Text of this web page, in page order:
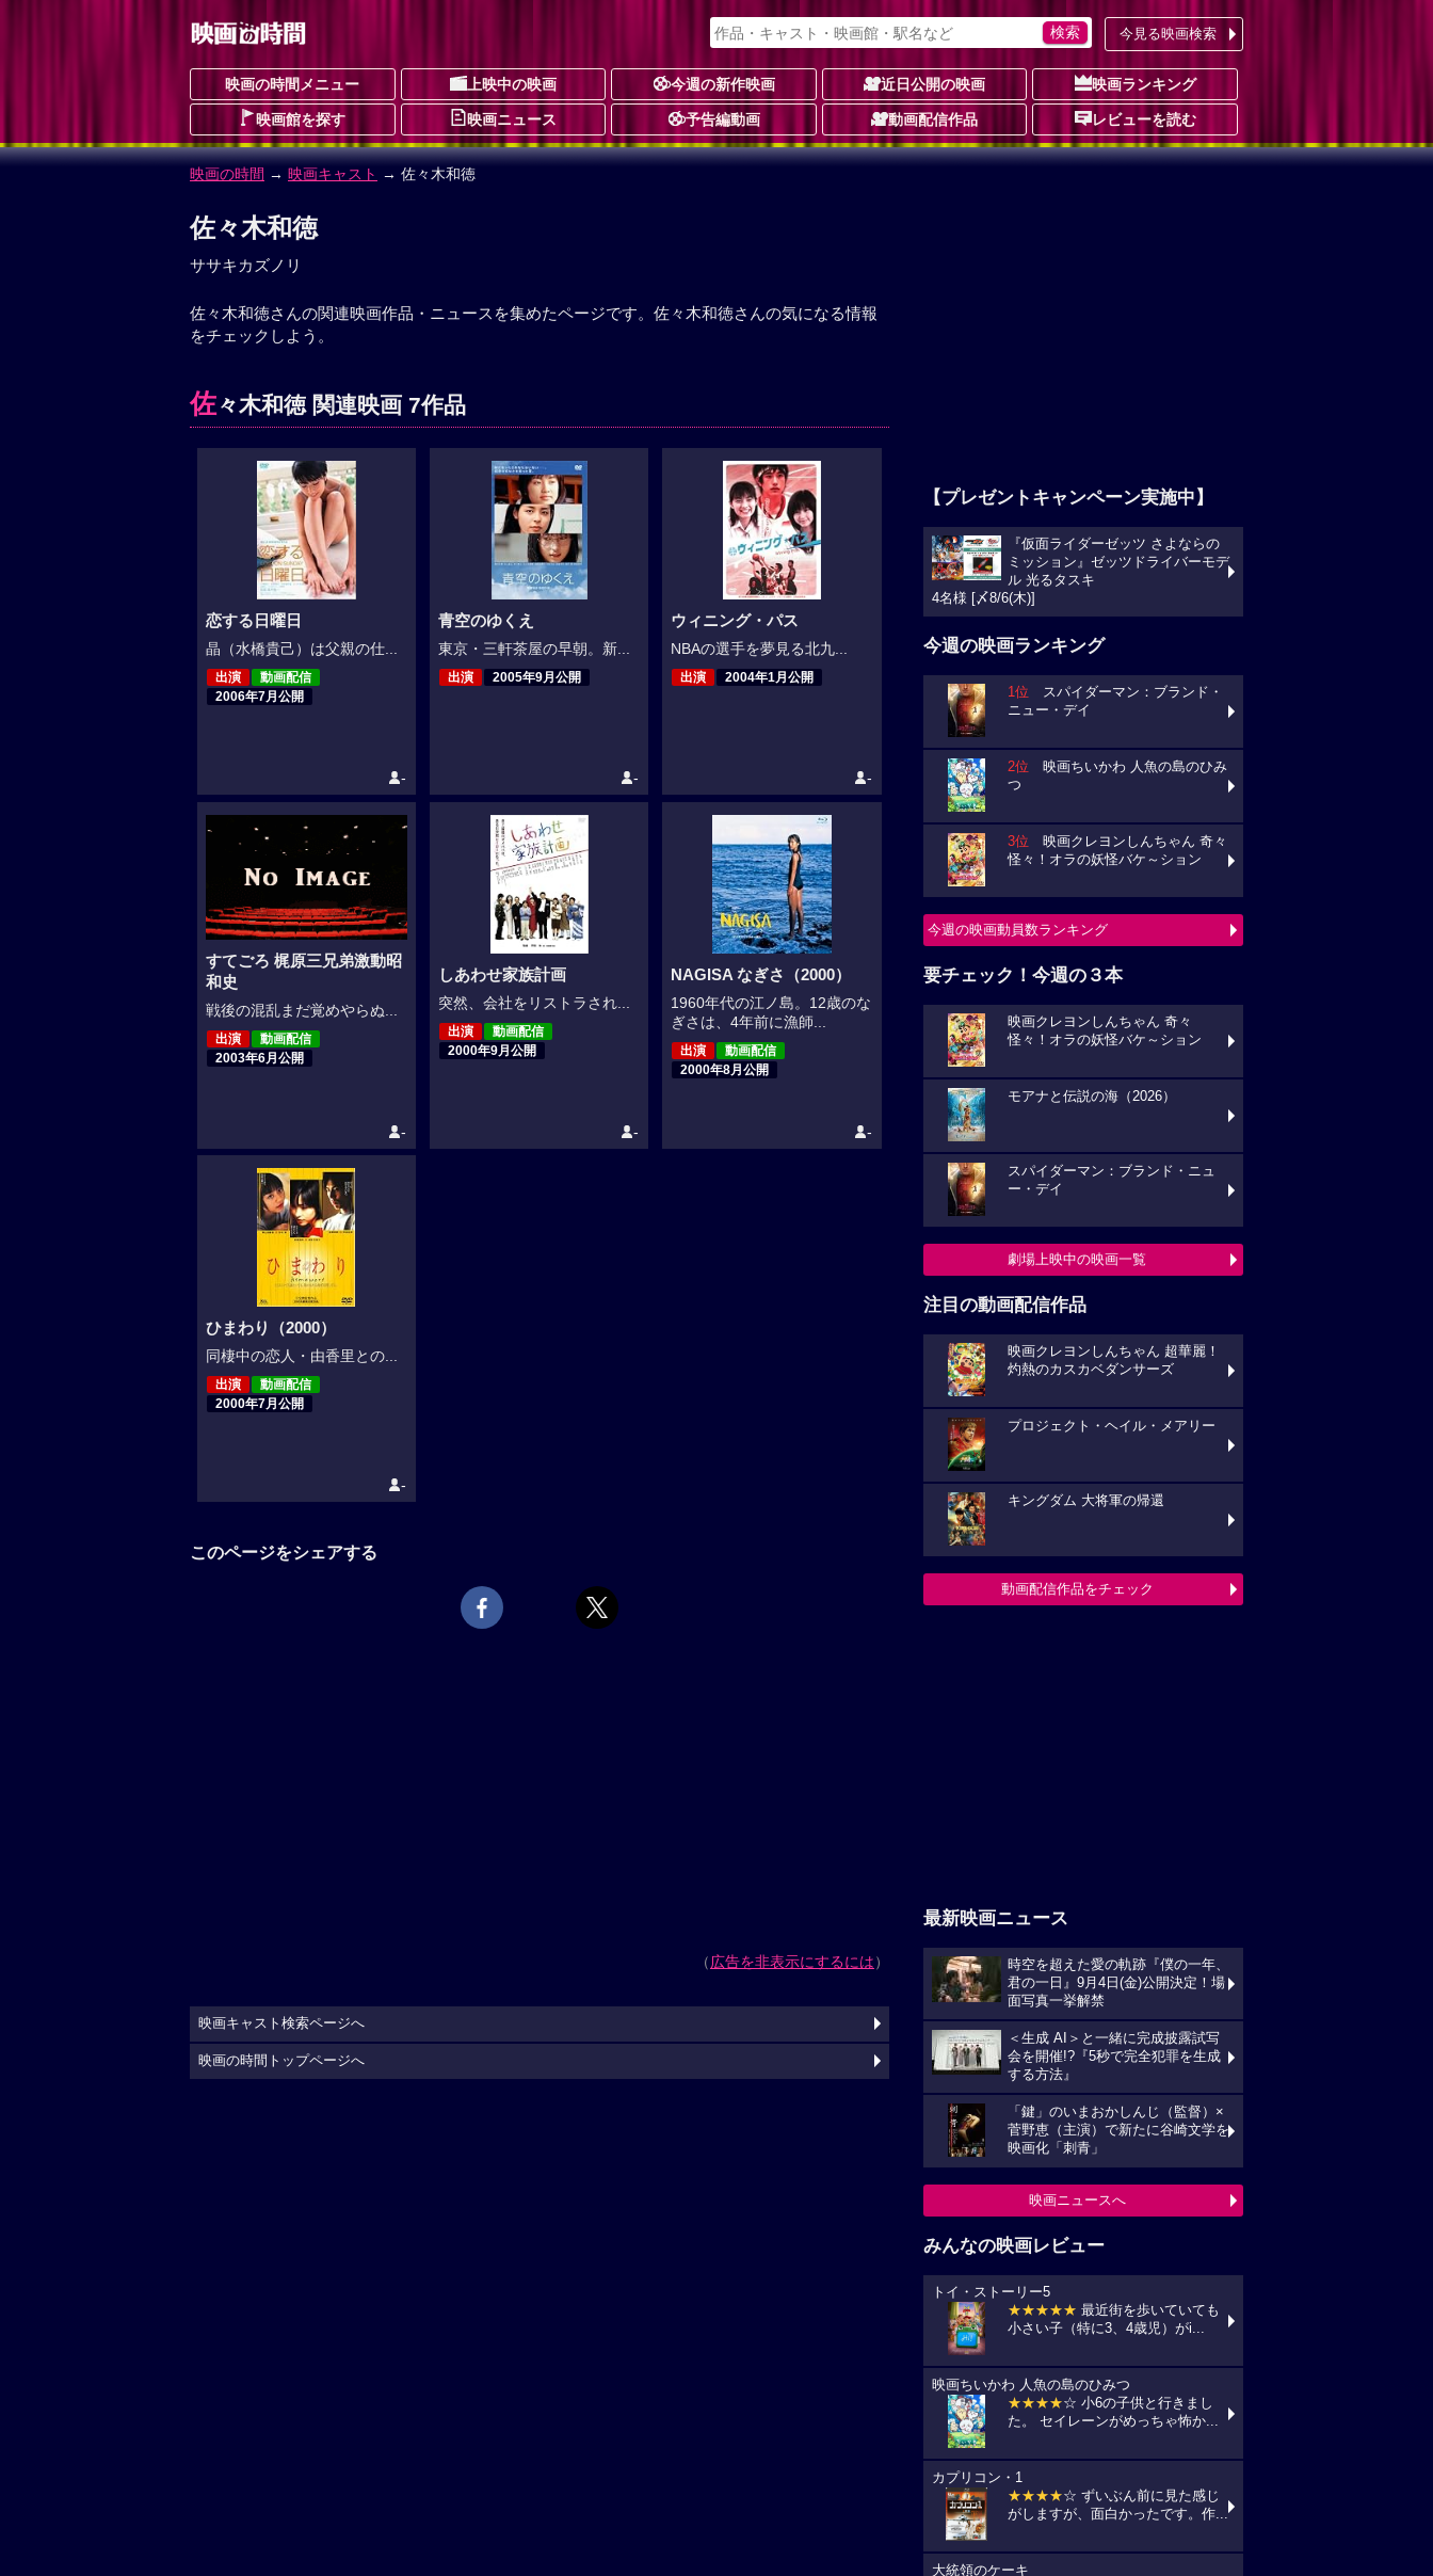
今見る映画検索
映画の時間メニュー 上映中の映画 今週の新作映画 近日公開の映画 映画ランキング
映画館を探す 映画ニュース 予告編動画 動画配信作品 レビューを読む
映画の時間 → 映画キャスト → 佐々木和徳
佐々木和徳
ササキカズノリ
佐々木和徳さんの関連映画作品・ニュースを集めたページです。佐々木和徳さんの気になる情報
をチェックしよう。
佐々木和徳 関連映画 7作品
恋する日曜日
晶（水橋貴己）は父親の仕...
出演
動画配信
2006年7月公開
-
青空のゆくえ
東京・三軒茶屋の早朝。新...
出演 2005年9月公開
-
ウィニング・パス
NBAの選手を夢見る北九...
出演 2004年1月公開
-
すてごろ 梶原三兄弟激動昭
和史
戦後の混乱まだ覚めやらぬ...
出演
動画配信
2003年6月公開
-
しあわせ家族計画
突然、会社をリストラされ...
出演
動画配信
2000年9月公開
-
NAGISA なぎさ（2000）
1960年代の江ノ島。12歳のな
ぎさは、4年前に漁師...
出演
動画配信
2000年8月公開
-
ひまわり（2000）
同棲中の恋人・由香里との...
出演
動画配信
2000年7月公開
-
このページをシェアする
（広告を非表示にするには）
【プレゼントキャンペーン実施中】
『仮面ライダーゼッツ さよならの
ミッション』ゼッツドライバーモデ
ル 光るタスキ
4名様 [〆8/6(木)]
今週の映画ランキング
1位 スパイダーマン：ブランド・
ニュー・デイ
2位 映画ちいかわ 人魚の島のひみ
つ
3位 映画クレヨンしんちゃん 奇々
怪々！オラの妖怪バケ～ション
今週の映画動員数ランキング
要チェック！今週の３本
映画クレヨンしんちゃん 奇々
怪々！オラの妖怪バケ～ション
モアナと伝説の海（2026）
スパイダーマン：ブランド・ニュ
ー・デイ
劇場上映中の映画一覧
注目の動画配信作品
映画クレヨンしんちゃん 超華麗！
灼熱のカスカベダンサーズ
プロジェクト・ヘイル・メアリー
キングダム 大将軍の帰還
動画配信作品をチェック
最新映画ニュース
時空を超えた愛の軌跡『僕の一年、
君の一日』9月4日(金)公開決定！場
面写真一挙解禁
＜生成 AI＞と一緒に完成披露試写
会を開催!?『5秒で完全犯罪を生成
する方法』
「鍵」のいまおかしんじ（監督）×
菅野恵（主演）で新たに谷崎文学を
映画化「刺青」
映画ニュースへ
みんなの映画レビュー
トイ・ストーリー5
★★★★★ 最近街を歩いていても
小さい子（特に3、4歳児）がi...
映画ちいかわ 人魚の島のひみつ
★★★★☆ 小6の子供と行きまし
た。 セイレーンがめっちゃ怖か...
カプリコン・1
★★★★☆ ずいぶん前に見た感じ
がしますが、面白かったです。作...
大統領のケーキ
映画キャスト検索ページへ
映画の時間トップページへ